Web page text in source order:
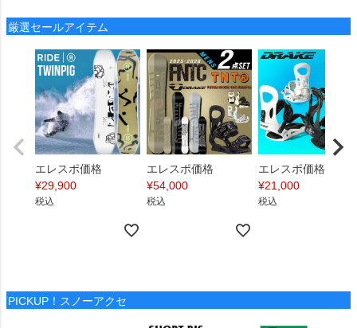
厳選セールアイテム
エレスポ価格
¥29,900
税込
エレスポ価格
¥54,000
税込
エレスポ価格
¥21,000
税込
PICKUP！スノーアクセ